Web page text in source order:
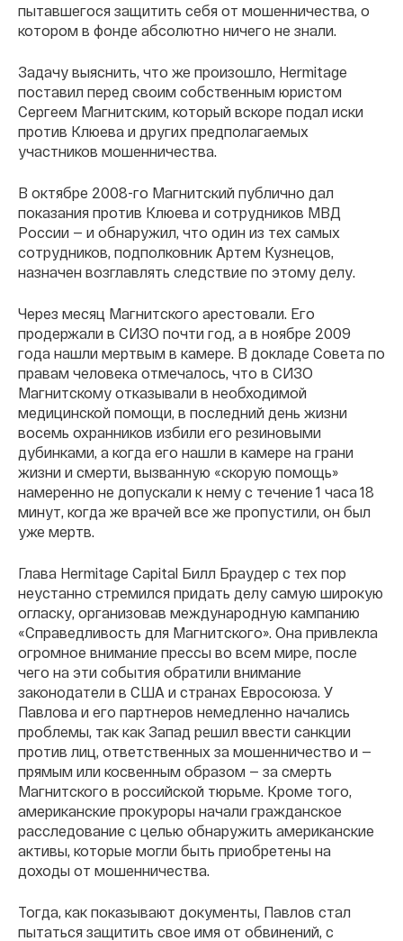
пытавшегося защитить себя от мошенничества, о
котором в фонде абсолютно ничего не знали.
Задачу выяснить, что же произошло, Hermitage
поставил перед своим собственным юристом
Сергеем Магнитским, который вскоре подал иски
против Клюева и других предполагаемых
участников мошенничества.
В октябре 2008-го Магнитский публично дал
показания против Клюева и сотрудников МВД
России — и обнаружил, что один из тех самых
сотрудников, подполковник Артем Кузнецов,
назначен возглавлять следствие по этому делу.
Через месяц Магнитского арестовали. Его
продержали в СИЗО почти год, а в ноябре 2009
года нашли мертвым в камере. В докладе Совета по
правам человека отмечалось, что в СИЗО
Магнитскому отказывали в необходимой
медицинской помощи, в последний день жизни
восемь охранников избили его резиновыми
дубинками, а когда его нашли в камере на грани
жизни и смерти, вызванную «скорую помощь»
намеренно не допускали к нему с течение 1 часа 18
минут, когда же врачей все же пропустили, он был
уже мертв.
Глава Hermitage Capital Билл Браудер с тех пор
неустанно стремился придать делу самую широкую
огласку, организовав международную кампанию
«Справедливость для Магнитского». Она привлекла
огромное внимание прессы во всем мире, после
чего на эти события обратили внимание
законодатели в США и странах Евросоюза. У
Павлова и его партнеров немедленно начались
проблемы, так как Запад решил ввести санкции
против лиц, ответственных за мошенничество и —
прямым или косвенным образом — за смерть
Магнитского в российской тюрьме. Кроме того,
американские прокуроры начали гражданское
расследование с целью обнаружить американские
активы, которые могли быть приобретены на
доходы от мошенничества.
Тогда, как показывают документы, Павлов стал
пытаться защитить свое имя от обвинений, с